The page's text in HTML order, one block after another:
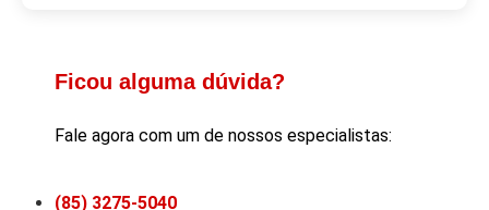
Ficou alguma dúvida?
Fale agora com um de nossos especialistas:
(85) 3275-5040